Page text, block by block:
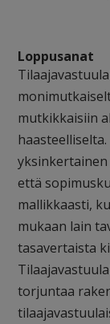
Loppusanat
mutkikkaisiin
että
mallikkaasti,
mukaan lain
tasavertaista
torjuntaa